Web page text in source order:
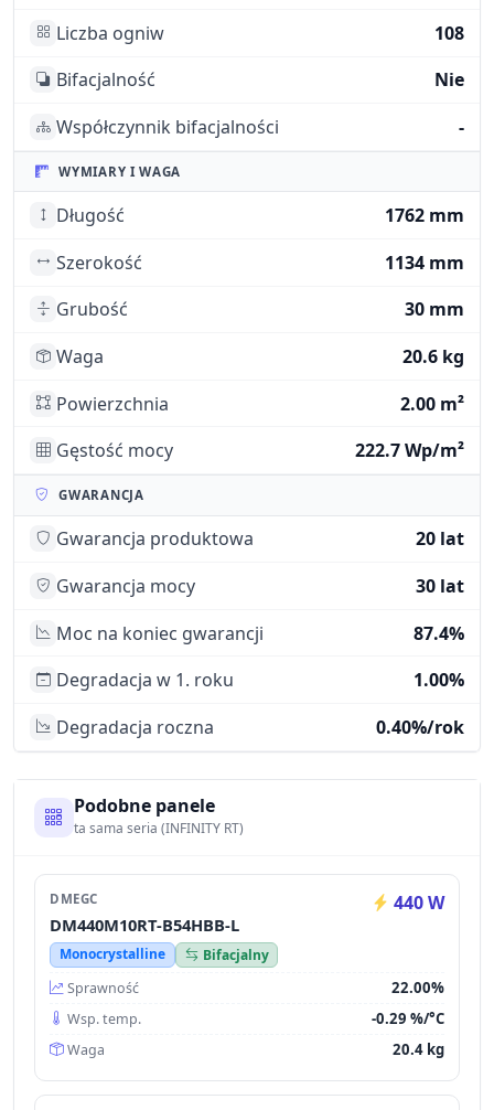
Liczba ogniw
108
Bifacjalność
Nie
Współczynnik bifacjalności
-
WYMIARY I WAGA
Długość
1762 mm
Szerokość
1134 mm
Grubość
30 mm
Waga
20.6 kg
Powierzchnia
2.00 m²
Gęstość mocy
222.7 Wp/m²
GWARANCJA
Gwarancja produktowa
20 lat
Gwarancja mocy
30 lat
Moc na koniec gwarancji
87.4%
Degradacja w 1. roku
1.00%
Degradacja roczna
0.40%/rok
Podobne panele
ta sama seria (INFINITY RT)
DMEGC 440 W
DM440M10RT-B54HBB-L
Monocrystalline
Bifacjalny
Sprawność
22.00%
Wsp. temp. -0.29 %/°C
Waga 20.4 kg